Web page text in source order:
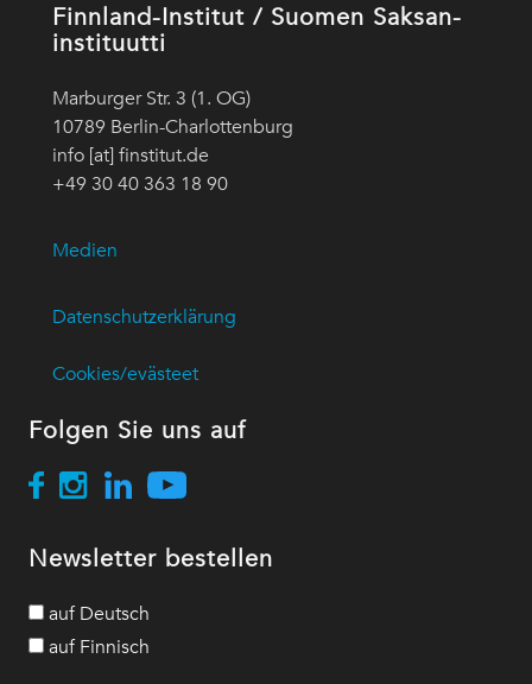
Finnland-Institut / Suomen Saksan-
instituutti
Marburger Str. 3 (1. OG)
10789 Berlin-Charlottenburg
info [at] finstitut.de
+49 30 40 363 18 90
Medien
Datenschutzerklärung
Cookies/evästeet
Folgen Sie uns auf
Newsletter bestellen
auf Deutsch
auf Finnisch